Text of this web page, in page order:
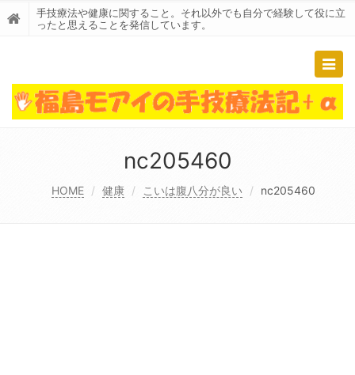
手技療法や健康に関すること。それ以外でも自分で経験して役に立
ったと思えることを発信しています。
nc205460
HOME 健康 こいは腹八分が良い nc205460